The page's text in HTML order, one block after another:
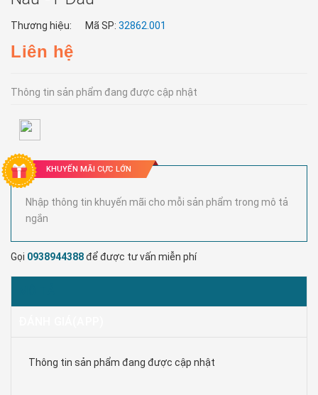
Thương hiệu: Mã SP: 32862.001
Liên hệ
Thông tin sản phẩm đang được cập nhật
KHUYẾN MÃI CỰC LỚN
Nhập thông tin khuyến mãi cho mỗi sản phẩm trong mô tả
ngắn
Gọi 0938944388để được tư vấn miễn phí
Thông tin sản phẩm đang được cập nhật